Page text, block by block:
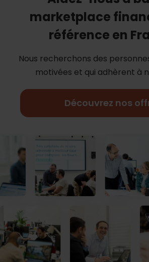
marketplace
référence en
Nous recherchons des
motivées et qui adhèrent à
Découvrez nos